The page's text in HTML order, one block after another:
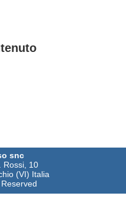
snc
Rossi, 10
(VI) Italia